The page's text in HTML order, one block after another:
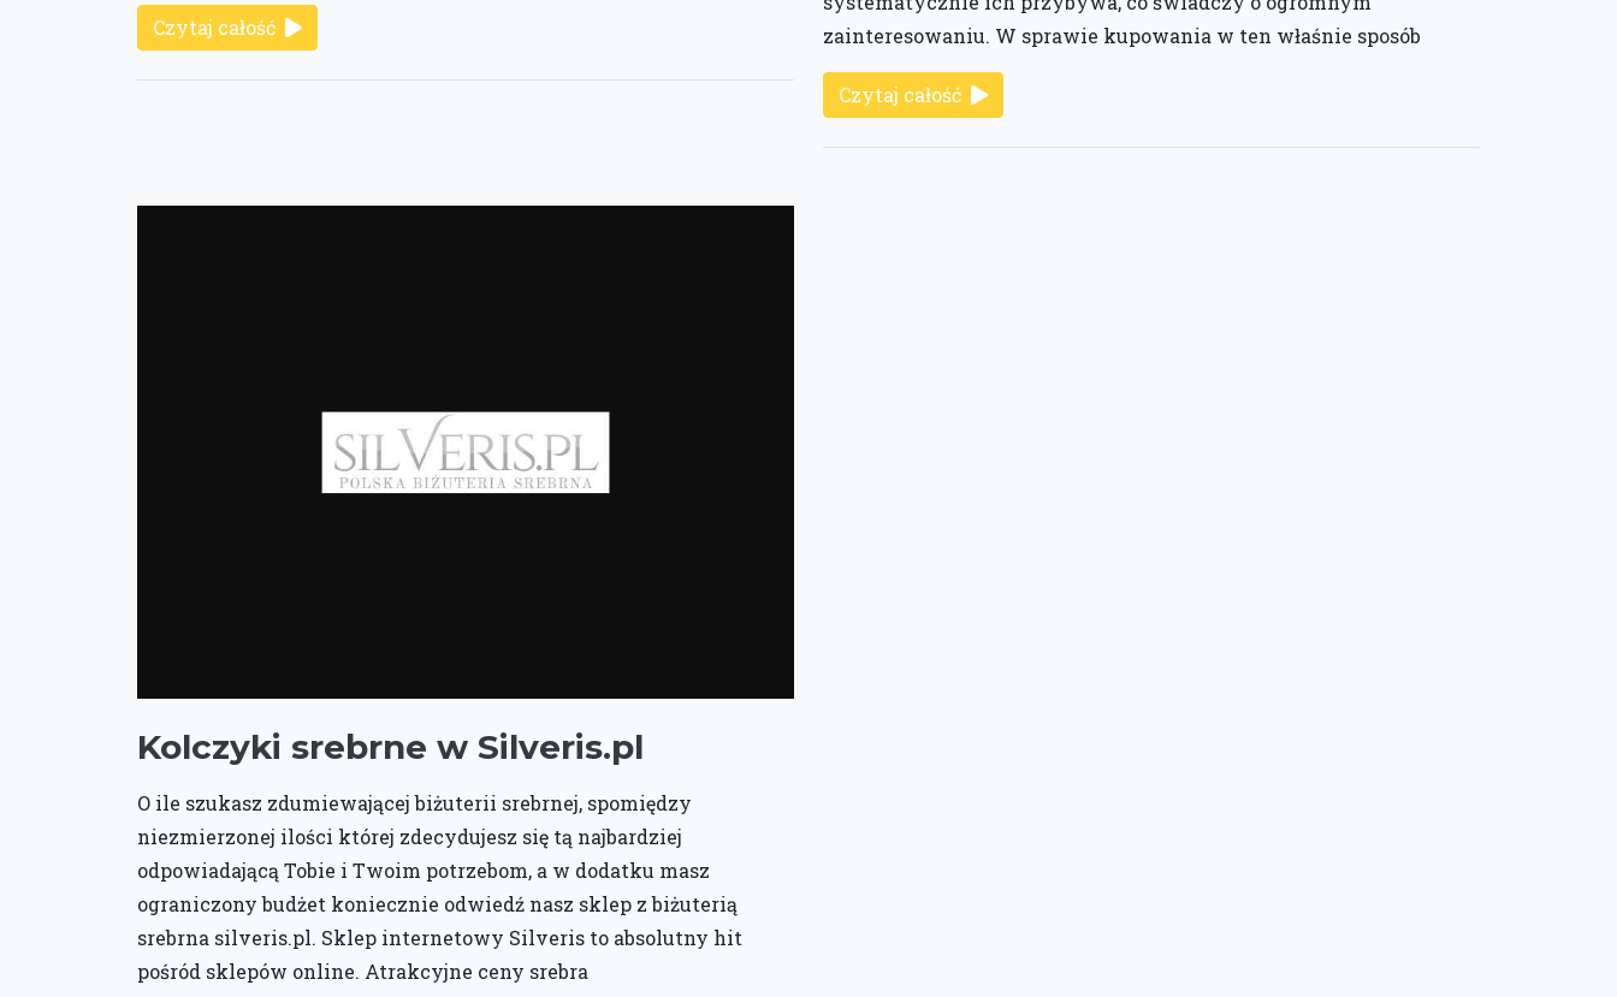
Czytaj całość
zainteresowaniu. W sprawie kupowania w ten właśnie sposób
Czytaj całość
Kolczyki srebrne w Silveris.pl
O ile szukasz zdumiewającej biżuterii srebrnej, spomiędzy
niezmierzonej ilości której zdecydujesz się tą najbardziej
odpowiadającą Tobie i Twoim potrzebom, a w dodatku masz
ograniczony budżet koniecznie odwiedź nasz sklep z biżuterią
srebrna silveris.pl. Sklep internetowy Silveris to absolutny hit
pośród sklepów online. Atrakcyjne ceny srebra